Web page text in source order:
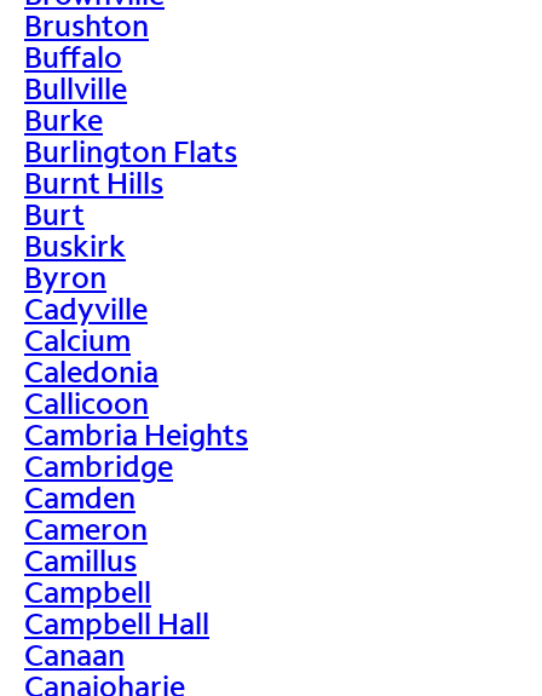
Brushton
Buffalo
Bullville
Burke
Burlington Flats
Burnt Hills
Burt
Buskirk
Byron
Cadyville
Calcium
Caledonia
Callicoon
Cambria Heights
Cambridge
Camden
Cameron
Camillus
Campbell
Campbell Hall
Canaan
Canajoharie